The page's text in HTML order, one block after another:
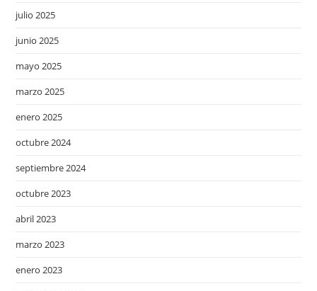
julio 2025
junio 2025
mayo 2025
marzo 2025
enero 2025
octubre 2024
septiembre 2024
octubre 2023
abril 2023
marzo 2023
enero 2023